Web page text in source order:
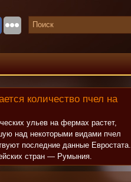
количество пчел на
ульев на фермах растет,
над некоторыми видами пчел
последние данные Евростата.
стран — Румыния.